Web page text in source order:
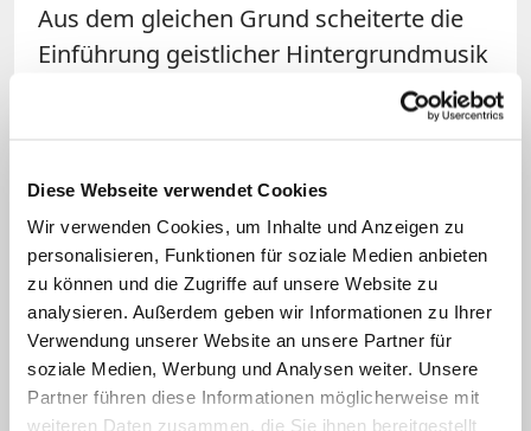
Diese Webseite verwendet Cookies
Wir verwenden Cookies, um Inhalte und Anzeigen zu
personalisieren, Funktionen für soziale Medien anbieten
zu können und die Zugriffe auf unsere Website zu
analysieren. Außerdem geben wir Informationen zu Ihrer
Verwendung unserer Website an unsere Partner für
soziale Medien, Werbung und Analysen weiter. Unsere
Partner führen diese Informationen möglicherweise mit
weiteren Daten zusammen, die Sie ihnen bereitgestellt
Aus dem gleichen Grund scheiterte die
Einführung geistlicher Hintergrundmusik
in der Basilika selbst. Während bei den
umgehend für ein besseres Benehmen
der Besucher sorgte, fällt diese Lösung
für den riesenhaften Dom aus
technischen Gründen aus. Statt heiligen
Klängen oder andächtiger Stille herrscht
säkulares Grundrauschen.